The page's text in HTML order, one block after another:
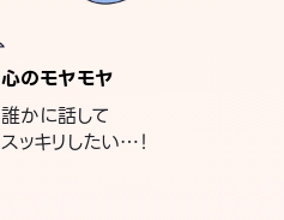
心のモヤモヤ
誰かに話して
スッキリしたい…！